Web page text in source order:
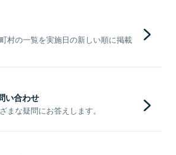
村の一覧を実施日の新しい順に掲載
い合わせ
まな疑問にお答えします。